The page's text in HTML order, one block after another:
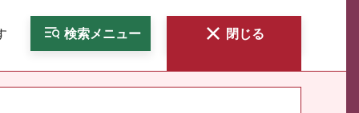
検索メニュー 閉じる